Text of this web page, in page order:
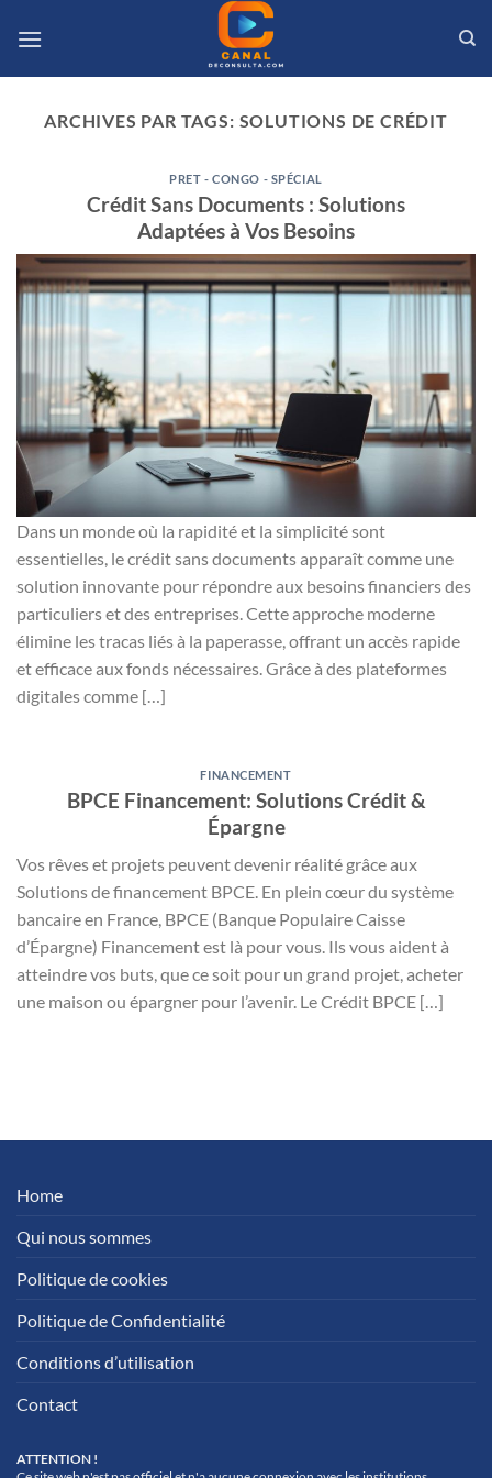
ARCHIVES PAR TAGS: SOLUTIONS DE CRÉDIT
PRET - CONGO - SPÉCIAL
Crédit Sans Documents : Solutions
Adaptées à Vos Besoins
Dans un monde où la rapidité et la simplicité sont
essentielles, le crédit sans documents apparaît comme une
solution innovante pour répondre aux besoins financiers des
particuliers et des entreprises. Cette approche moderne
élimine les tracas liés à la paperasse, offrant un accès rapide
et efficace aux fonds nécessaires. Grâce à des plateformes
digitales comme […]
FINANCEMENT
BPCE Financement: Solutions Crédit &
Épargne
Vos rêves et projets peuvent devenir réalité grâce aux
Solutions de financement BPCE. En plein cœur du système
bancaire en France, BPCE (Banque Populaire Caisse
d’Épargne) Financement est là pour vous. Ils vous aident à
atteindre vos buts, que ce soit pour un grand projet, acheter
une maison ou épargner pour l’avenir. Le Crédit BPCE […]
Home
Qui nous sommes
Politique de cookies
Politique de Confidentialité
Conditions d’utilisation
Contact
ATTENTION !